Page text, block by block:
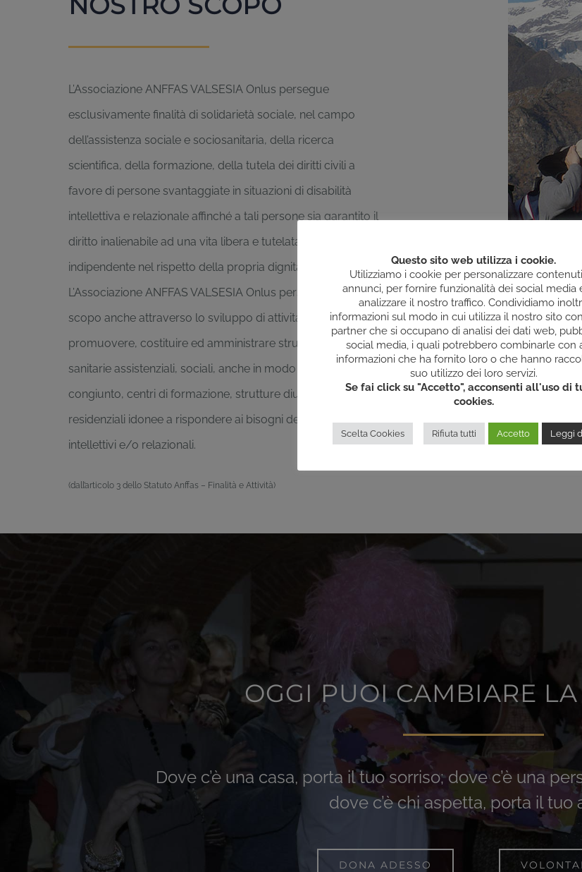
L’Associazione ANFFAS VALSESIA Onlus persegue
esclusivamente finalità di solidarietà sociale, nel campo
dell’assistenza sociale e sociosanitaria, della ricerca
scientifica, della formazione, della tutela dei diritti civili a
favore di persone svantaggiate in situazioni di disabilità
intellettiva e relazionale affinché a tali persone sia garantito il
diritto inalienabile ad una vita libera e tutelata, il più possibile
indipendente nel rispetto della propria dignità.
L’Associazione ANFFAS VALSESIA Onlus persegue il proprio
scopo anche attraverso lo sviluppo di attività atte a
promuovere, costituire ed amministrare strutture riabilitative,
sanitarie assistenziali, sociali, anche in modo tra loro
congiunto, centri di formazione, strutture diurne e/o
residenziali idonee a rispondere ai bisogni dei disabili
intellettivi e/o relazionali.
(dall’articolo 3 dello Statuto Anffas – Finalità e Attività)
OGGI PUOI CAMBIARE
Dove c’è una casa, porta il tuo sorriso; dove c’è una
dove c’è chi aspetta, porta il tuo
DONA ADESSO
Questo sito web utilizza i cookie.
Utilizziamo i cookie per personalizzare
annunci, per fornire funzionalità dei social media
analizzare il nostro traffico. Condividiamo
informazioni sul modo in cui utilizza il nostro sito
partner che si occupano di analisi dei dati web,
social media, i quali potrebbero combinarle con
informazioni che ha fornito loro o che hanno
suo utilizzo dei loro servizi.
Se fai click su "Accetto", acconsenti all'uso di
cookies.
Scelta Cookies Rifiuta tutti Accetto Leggi